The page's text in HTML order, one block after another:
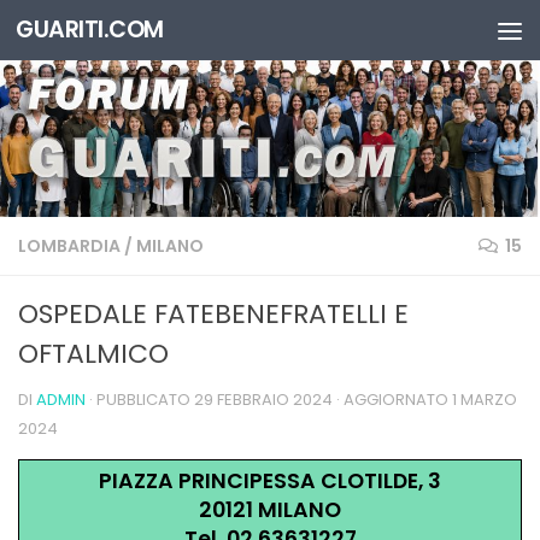
Salta al contenuto
GUARITI.COM
LOMBARDIA / MILANO 15
OSPEDALE FATEBENEFRATELLI E
OFTALMICO
DI ADMIN · PUBBLICATO 29 FEBBRAIO 2024 · AGGIORNATO 1 MARZO
2024
PIAZZA PRINCIPESSA CLOTILDE, 3
20121 MILANO